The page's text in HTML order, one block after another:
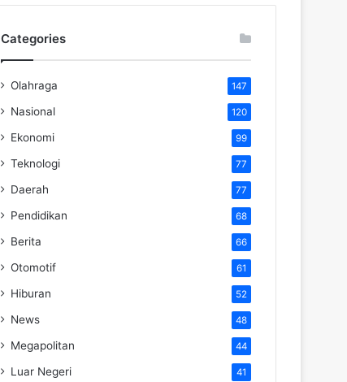
Categories
Olahraga 147
Nasional 120
Ekonomi 99
Teknologi 77
Daerah 77
Pendidikan 68
Berita 66
Otomotif 61
Hiburan 52
News 48
Megapolitan 44
Luar Negeri 41